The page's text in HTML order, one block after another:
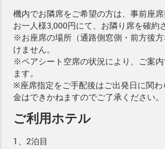
機内でお隣席をご希望の方は、事前座席
お一人様3,000円にて、お隣り席を確約
※お座席の場所（通路側窓側・前方後
けません。
※ペアシート空席の状況により、ご案
ます。
※座席指定をご手配後はご出発日に関わ
金はできかねますのでご了承ください。
ご利用ホテル
1、2泊目